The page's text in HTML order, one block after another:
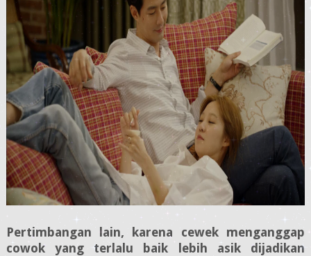
Pertimbangan lain, karena cewek menganggap
cowok yang terlalu baik lebih asik dijadikan